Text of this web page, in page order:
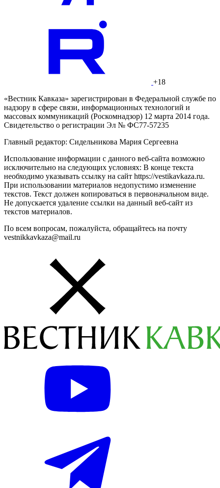
+18
«Вестник Кавказа» зарегистрирован в Федеральной службе по
надзору в сфере связи, информационных технологий и
массовых коммуникаций (Роскомнадзор) 12 марта 2014 года.
Свидетельство о регистрации Эл № ФС77-57235
Главный редактор: Сидельникова Мария Сергеевна
Использование информации с данного веб-сайта возможно
исключительно на следующих условиях: В конце текста
необходимо указывать ссылку на сайт https://vestikavkaza.ru.
При использовании материалов недопустимо изменение
текстов. Текст должен копироваться в первоначальном виде.
Не допускается удаление ссылки на данный веб-сайт из
текстов материалов.
По всем вопросам, пожалуйста, обращайтесь на почту
vestnikkavkaza@mail.ru